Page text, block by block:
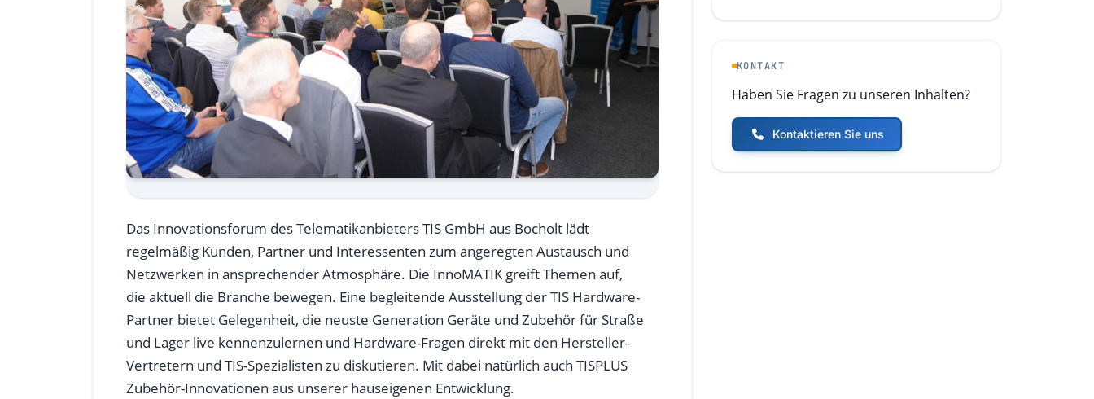
Das Innovationsforum des Telematikanbieters TIS GmbH aus Bocholt lädt
regelmäßig Kunden, Partner und Interessenten zum angeregten Austausch und
Netzwerken in ansprechender Atmosphäre. Die InnoMATIK greift Themen auf,
die aktuell die Branche bewegen. Eine begleitende Ausstellung der TIS Hardware-
Partner bietet Gelegenheit, die neuste Generation Geräte und Zubehör für Straße
und Lager live kennenzulernen und Hardware-Fragen direkt mit den Hersteller-
Vertretern und TIS-Spezialisten zu diskutieren. Mit dabei natürlich auch TISPLUS
Zubehör-Innovationen aus unserer hauseigenen Entwicklung.
KONTAKT
Haben Sie Fragen zu unseren Inhalten?
Kontaktieren Sie uns